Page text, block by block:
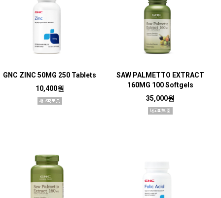
GNC ZINC 50MG 250 Tablets
10,400원
SAW PALMETTO EXTRACT
160MG 100 Softgels
35,000원